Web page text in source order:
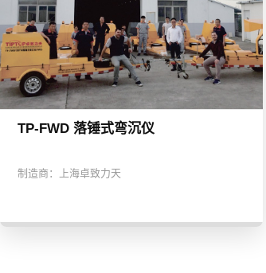
TP-FWD 落锤式弯沉仪
制造商： 上海卓致力天